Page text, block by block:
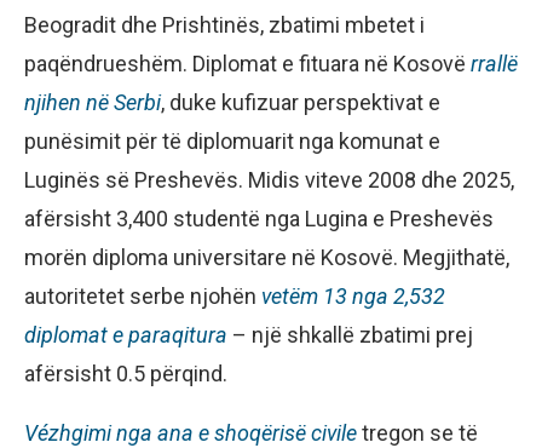
Beogradit dhe Prishtinës, zbatimi mbetet i
paqëndrueshëm. Diplomat e fituara në Kosovë rrallë
njihen në Serbi, duke kufizuar perspektivat e
punësimit për të diplomuarit nga komunat e
Luginës së Preshevës. Midis viteve 2008 dhe 2025,
afërsisht 3,400 studentë nga Lugina e Preshevës
morën diploma universitare në Kosovë. Megjithatë,
autoritetet serbe njohën vetëm 13 nga 2,532
diplomat e paraqitura – një shkallë zbatimi prej
afërsisht 0.5 përqind.
Vézhgimi nga ana eshoqërisë civiletregon se të